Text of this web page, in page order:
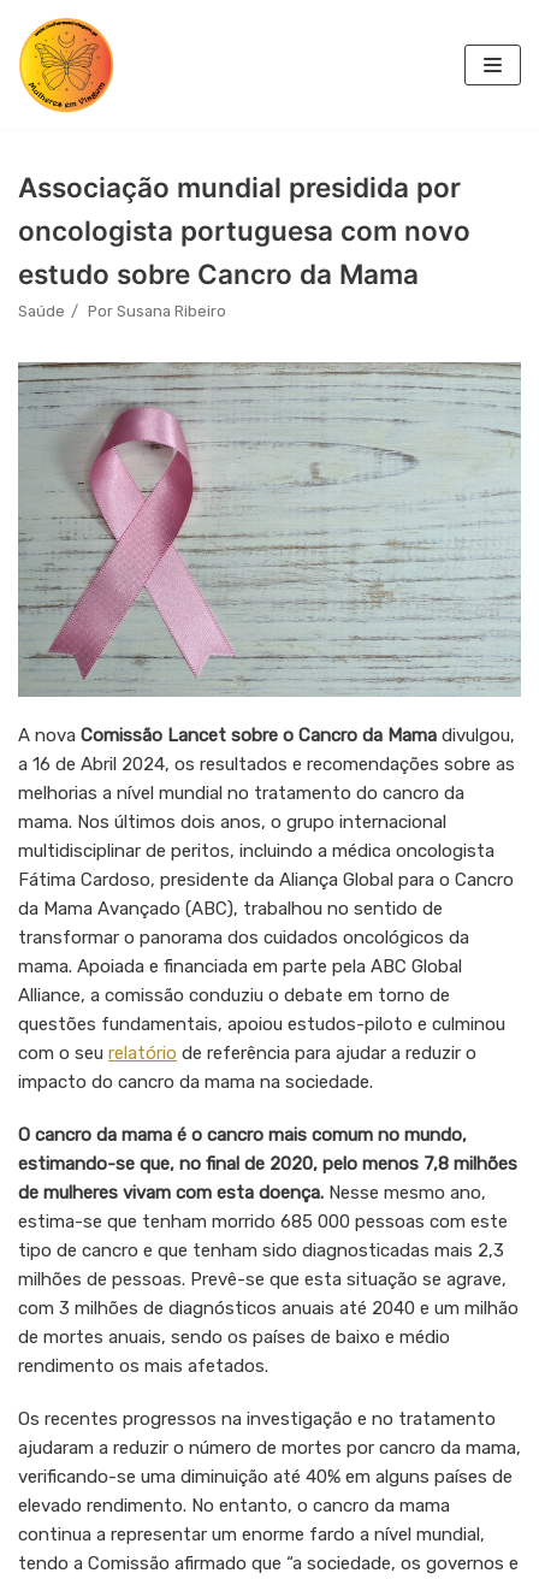
Skip
to
Associação mundial presidida por
oncologista portuguesa com novo
estudo sobre Cancro da Mama
Saúde Por Susana Ribeiro
A nova Comissão Lancet sobre o Cancro da Mama divulgou,
a 16 de Abril 2024, os resultados e recomendações sobre as
melhorias a nível mundial no tratamento do cancro da
mama. Nos últimos dois anos, o grupo internacional
multidisciplinar de peritos, incluindo a médica oncologista
Fátima Cardoso, presidente da Aliança Global para o Cancro
da Mama Avançado (ABC), trabalhou no sentido de
transformar o panorama dos cuidados oncológicos da
mama. Apoiada e financiada em parte pela ABC Global
Alliance, a comissão conduziu o debate em torno de
questões fundamentais, apoiou estudos-piloto e culminou
com o seu relatório de referência para ajudar a reduzir o
impacto do cancro da mama na sociedade.
O cancro da mama é o cancro mais comum no mundo,
estimando-se que, no final de 2020, pelo menos 7,8 milhões
de mulheres vivam com esta doença. Nesse mesmo ano,
estima-se que tenham morrido 685 000 pessoas com este
tipo de cancro e que tenham sido diagnosticadas mais 2,3
milhões de pessoas. Prevê-se que esta situação se agrave,
com 3 milhões de diagnósticos anuais até 2040 e um milhão
de mortes anuais, sendo os países de baixo e médio
rendimento os mais afetados.
Os recentes progressos na investigação e no tratamento
ajudaram a reduzir o número de mortes por cancro da mama,
verificando-se uma diminuição até 40% em alguns países de
elevado rendimento. No entanto, o cancro da mama
continua a representar um enorme fardo a nível mundial,
tendo a Comissão afirmado que “a sociedade, os governos e